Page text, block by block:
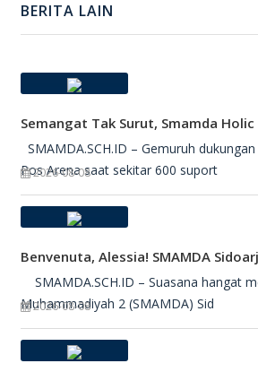
BERITA LAIN
SMAMDA.SCH.ID – Gemuruh
Pos Arena saat sekitar 600 suport
2026-08-08
SMAMDA.SCH.ID – Suasana hangat
Muhammadiyah 2 (SMAMDA) Sid
2026-08-08